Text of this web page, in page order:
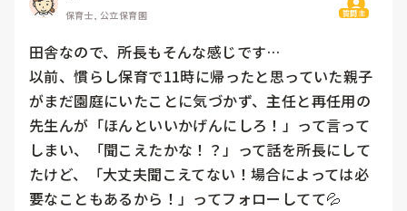
保育士, 公立保育園 質問主
田舎なので、所長もそんな感じです…
以前、慣らし保育で11時に帰ったと思っていた親子
がまだ園庭にいたことに気づかず、主任と再任用の
先生んが「ほんといいかげんにしろ！」って言って
しまい、「聞こえたかな！？」って話を所長にして
たけど、「大丈夫聞こえてない！場合によっては必
要なこともあるから！」ってフォローしてて💦